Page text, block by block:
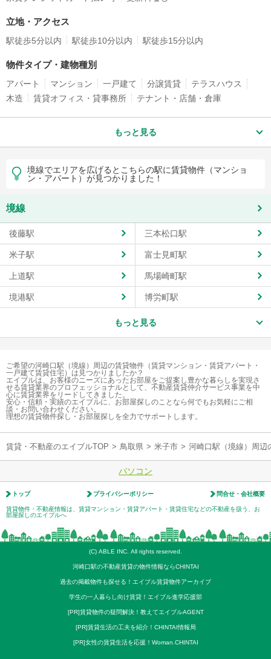
立地・アクセス
駅徒歩5分以内 駅徒歩10分以内 駅徒歩15分以内
物件タイプ・建物種別
アパート マンション 一戸建て 分譲賃貸
テラスハウス
木造
賃貸オフィス・貸事務所 テナント・店舗・倉庫
もっと見る
境線でエリアを広げるとこちらの駅に賃貸物件（マンショ
ン・アパート）が見つかりました！
境線
後藤駅 三本松口駅
米子駅 富士見町駅
上道駅 馬場崎町駅
境港駅 博労町駅
もっと見る
ご希望の河崎口駅（境線）周辺の賃貸物件（賃貸マンション・賃貸アパート・
一戸建て賃貸住宅）は見つかりましたか？
エイブルは、お客様のニーズにあったお部屋をご提案し豊かな暮らしを実現さ
せる賃貸業界のプロフェッショナルとして、不動産賃貸仲介サービス事業を中
心に賃貸業界をリードしてきました。
安心・信頼・実績のエイブルに、お部屋探しのことなら何でもお気軽にご相
談・お問い合わせください。
理想の賃貸物件探し・お部屋探しを全力でサポートします。
賃貸・不動産のエイブルTOP > 鳥取県 > 米子市 > 河崎口駅（境線）周辺
パソコン
トップ プライバシーポリシー 問合せ・会社概要
賃貸物件・不動産情報は、賃貸マンション・賃貸アパート・賃貸住宅などの不動産を扱う、お
部屋探しのエイブルへ
(C) ABLE INC. All rights reserved.
河崎口駅の不動産賃貸の物件情報ならCHINTAI
過去の掲載物件も探せる！エイブル賃貸物件アーカイブ
学生の一人暮らし向け賃貸！エイブル進学応援部
[PR]賃貸物件の疑問解決！教えてエイブルAGENT
[PR]賃貸生活の工夫を紹介！CHINTAI情報局
[PR]女性の賃貸生活を応援！Woman.CHINTAI